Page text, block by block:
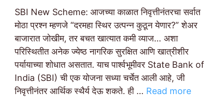
SBI New Scheme: आजच्या काळात निवृत्तीनंतरचा सर्वात
मोठा प्रश्न म्हणजे “दरमहा स्थिर उत्पन्न कुठून येणार?” शेअर
बाजारात जोखीम, तर बचत खात्यात कमी व्याज… अशा
परिस्थितीत अनेक ज्येष्ठ नागरिक सुरक्षित आणि खात्रीशीर
पर्यायाच्या शोधात असतात. याच पार्श्वभूमीवर State Bank of
India (SBI) ची एक योजना सध्या चर्चेत आली आहे, जी
निवृत्तीनंतर आर्थिक स्थैर्य देऊ शकते. ही … Read more